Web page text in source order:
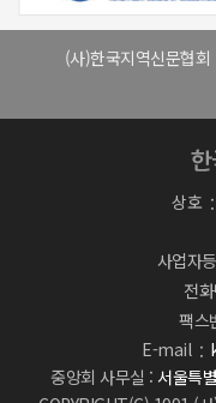
(사)한국지역신문협회
상호
사업자
전
팩스
E-mail
중앙회 사무실 : 서울특